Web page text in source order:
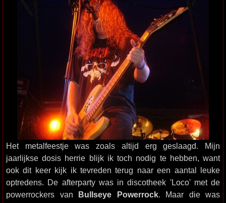
Het metalfeestje was zoals altijd erg geslaagd. Mijn
jaarlijkse dosis herrie blijk ik toch nodig te hebben, want
ook dit keer kijk ik tevreden terug naar een aantal leuke
optredens. De afterparty was in discotheek 'Loco' met de
powerrockers van Bullseye Powerrock. Maar die was